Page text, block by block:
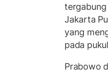
tergabung
Jakarta
yang
pada
Prabowo